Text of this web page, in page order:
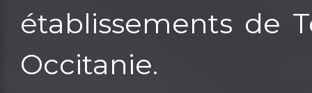
établissements de
Occitanie.